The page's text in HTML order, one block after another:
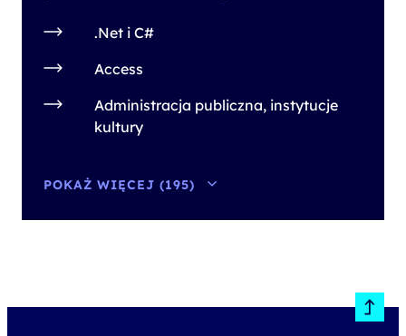
.Net i C#
Access
Administracja publiczna, instytucje
kultury
POKAŻ WIĘCEJ (195)